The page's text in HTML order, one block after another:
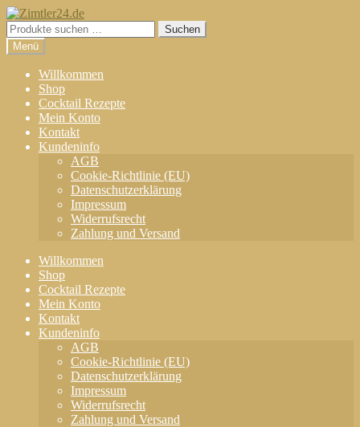
Zur
Navigation
springen
Zum
Inhalt
springen
Suchen
nach:
Suchen
Menü
Willkommen
Shop
Cocktail Rezepte
Mein Konto
Kontakt
Kundeninfo
AGB
Cookie-Richtlinie (EU)
Datenschutzerklärung
Impressum
Widerrufsrecht
Zahlung und Versand
Willkommen
Shop
Cocktail Rezepte
Mein Konto
Kontakt
Kundeninfo
AGB
Cookie-Richtlinie (EU)
Datenschutzerklärung
Impressum
Widerrufsrecht
Zahlung und Versand